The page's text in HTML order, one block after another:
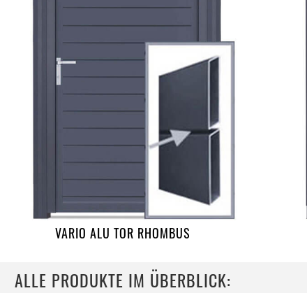
VARIO ALU TOR RHOMBUS
ALLE PRODUKTE IM ÜBERBLICK: